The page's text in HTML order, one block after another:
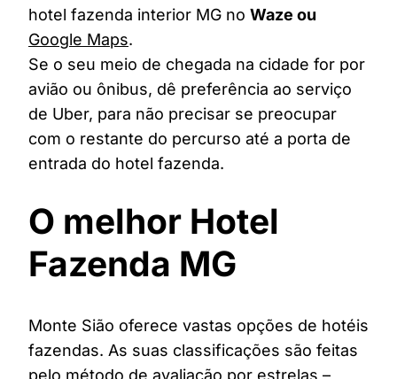
hotel fazenda interior MG no Waze ou
Google Maps.
Se o seu meio de chegada na cidade for por
avião ou ônibus, dê preferência ao serviço
de Uber, para não precisar se preocupar
com o restante do percurso até a porta de
entrada do hotel fazenda.
O melhor Hotel
Fazenda MG
Monte Sião oferece vastas opções de hotéis
fazendas. As suas classificações são feitas
pelo método de avaliação por estrelas –